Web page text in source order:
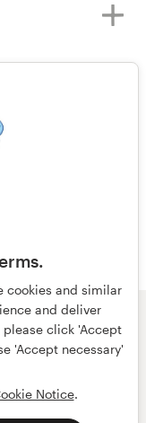
cookies and similar
and deliver
click 'Accept
'Accept necessary'
Notice.
logotipo
logotipo